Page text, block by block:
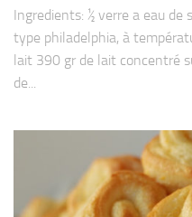
Ingredients: ½ verre a eau de
type philadelphia, à
lait 390 gr de lait concentré
de...